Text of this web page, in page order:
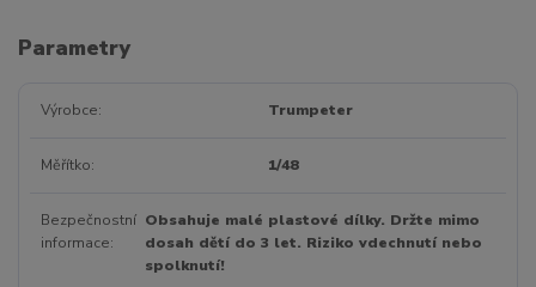
Parametry
Výrobce Trumpeter
Měřítko 1/48
Bezpečnostní
informace
Obsahuje malé plastové dílky. Držte mimo
dosah dětí do 3 let. Riziko vdechnutí nebo
spolknutí!